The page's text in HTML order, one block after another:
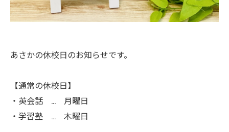
あさかの休校日のお知らせです。
【通常の休校日】
・英会話 … 月曜日
・学習塾 … 木曜日